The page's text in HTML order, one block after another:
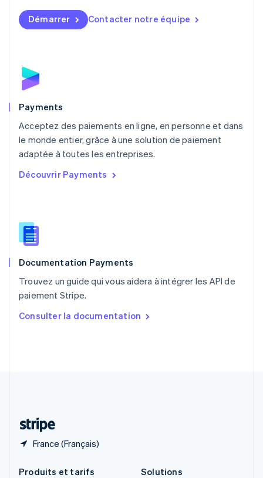
Démarrer Contacter notre équipe
Payments
Acceptez des paiements en ligne, en personne et dans
le monde entier, grâce à une solution de paiement
adaptée à toutes les entreprises.
Découvrir Payments
Documentation Payments
Trouvez un guide qui vous aidera à intégrer les API de
paiement Stripe.
Consulter la documentation
France (Français)
English简体中文
Malte
Norvège
English
English
NederlandsEnglish
Pologne
English
PortuguêsEnglish
English
Roumanie
Royaume-Uni
Singapour
English 简体中文
English
Produits et tarifs
Solutions